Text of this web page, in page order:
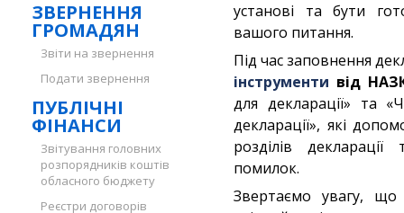
ЗВЕРНЕННЯ
ГРОМАДЯН
Звіти на звернення
Подати звернення
ПУБЛІЧНІ
ФІНАНСИ
Звітування головних
розпорядників коштів
обласного бюджету
Реєстри договорів
установі та бути
вашого питання.
Під час заповнення
інструменти від
для декларації» та
декларації», які
розділів
помилок.
Звертаємо увагу, що